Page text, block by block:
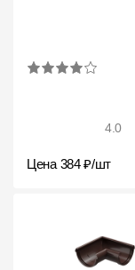
4.0
Цена 384 ₽/шт